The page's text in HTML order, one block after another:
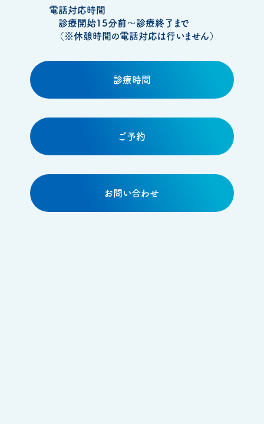
電話対応時間
診療開始15分前～診療終了まで
（※休憩時間の電話対応は行いません）
診療時間
ご予約
お問い合わせ